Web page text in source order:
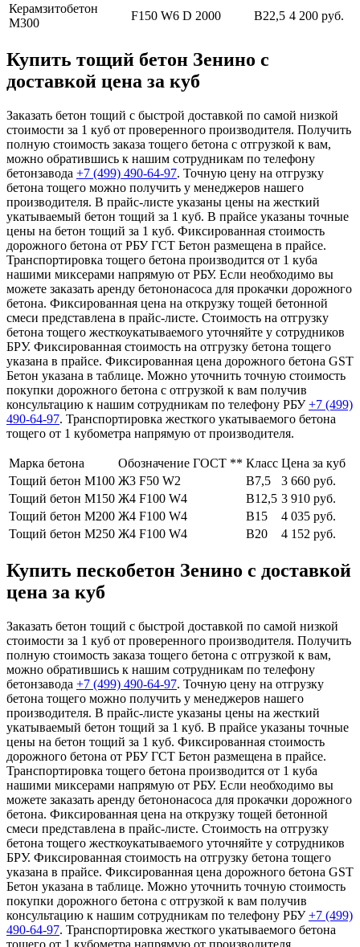
Керамзитобетон
М300
F150 W6 D 2000 В22,5 4 200 руб.
Купить тощий бетон Зенино с
доставкой цена за куб
Заказать бетон тощий с быстрой доставкой по самой низкой
стоимости за 1 куб от проверенного производителя. Получить
полную стоимость заказа тощего бетона с отгрузкой к вам,
можно обратившись к нашим сотрудникам по телефону
бетонзавода +7 (499) 490-64-97. Точную цену на отгрузку
бетона тощего можно получить у менеджеров нашего
производителя. В прайс-листе указаны цены на жесткий
укатываемый бетон тощий за 1 куб. В прайсе указаны точные
цены на бетон тощий за 1 куб. Фиксированная стоимость
дорожного бетона от РБУ ГСТ Бетон размещена в прайсе.
Транспортировка тощего бетона производится от 1 куба
нашими миксерами напрямую от РБУ. Если необходимо вы
можете заказать аренду бетононасоса для прокачки дорожного
бетона. Фиксированная цена на открузку тощей бетонной
смеси представлена в прайс-листе. Стоимость на отгрузку
бетона тощего жесткоукатываемого уточняйте у сотрудников
БРУ. Фиксированная стоимость на отгрузку бетона тощего
указана в прайсе. Фиксированная цена дорожного бетона GST
Бетон указана в таблице. Можно уточнить точную стоимость
покупки дорожного бетона с отгрузкой к вам получив
консультацию к нашим сотрудникам по телефону РБУ+7 (499)
490-64-97. Транспортировка жесткого укатываемого бетона
тощего от 1 кубометра напрямую от производителя.
Марка бетона Обозначение ГОСТ ** Класс Цена за куб
Тощий бетон М100 Ж3 F50 W2 В7,5
3 660 руб.
Тощий бетон М150 Ж4 F100 W4 В12,5 3 910 руб.
Тощий бетон М200 Ж4 F100 W4 В15
4 035 руб.
Тощий бетон М250 Ж4 F100 W4 В20 4 152 руб.
Купить пескобетон Зенино с доставкой
цена за куб
Заказать бетон тощий с быстрой доставкой по самой низкой
стоимости за 1 куб от проверенного производителя. Получить
полную стоимость заказа тощего бетона с отгрузкой к вам,
можно обратившись к нашим сотрудникам по телефону
бетонзавода +7 (499) 490-64-97. Точную цену на отгрузку
бетона тощего можно получить у менеджеров нашего
производителя. В прайс-листе указаны цены на жесткий
укатываемый бетон тощий за 1 куб. В прайсе указаны точные
цены на бетон тощий за 1 куб. Фиксированная стоимость
дорожного бетона от РБУ ГСТ Бетон размещена в прайсе.
Транспортировка тощего бетона производится от 1 куба
нашими миксерами напрямую от РБУ. Если необходимо вы
можете заказать аренду бетононасоса для прокачки дорожного
бетона. Фиксированная цена на открузку тощей бетонной
смеси представлена в прайс-листе. Стоимость на отгрузку
бетона тощего жесткоукатываемого уточняйте у сотрудников
БРУ. Фиксированная стоимость на отгрузку бетона тощего
указана в прайсе. Фиксированная цена дорожного бетона GST
Бетон указана в таблице. Можно уточнить точную стоимость
покупки дорожного бетона с отгрузкой к вам получив
консультацию к нашим сотрудникам по телефону РБУ+7 (499)
490-64-97. Транспортировка жесткого укатываемого бетона
тощего от 1 кубометра напрямую от производителя.